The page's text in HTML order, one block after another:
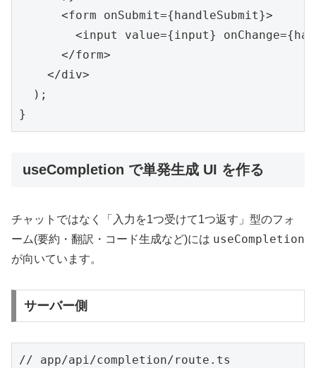
      <form onSubmit={handleSubmit}>
<input value={input}
      </form>
    </div>
  );
}
useCompletion で単発生成 UI を作る
チャットではなく「入力を1つ受けて1つ返す」型のフォ
ーム(要約・翻訳・コード生成など)には useCompletion
が向いています。
サーバー側
// app/api/completion/route.ts